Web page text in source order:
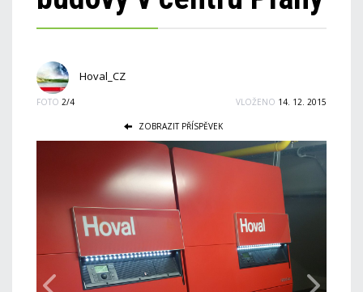
Hoval_CZ
FOTO 2/4 VLOŽENO 14. 12. 2015
ZOBRAZIT PŘÍSPĚVEK